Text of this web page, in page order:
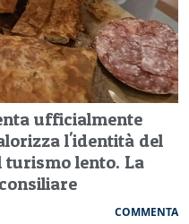
ufficialmente
l'identità del
turismo lento. La
COMMENTA